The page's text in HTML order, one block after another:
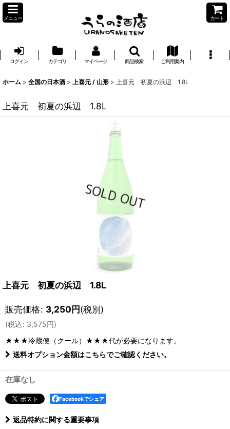
メニュー カート
ログイン カテゴリ マイページ 商品検索 ご利用案内
ホーム > 全国の日本酒 > 上喜元 / 山形 > 上喜元 初夏の浜辺 1.8L
上喜元 初夏の浜辺 1.8L
上喜元 初夏の浜辺 1.8L
販売価格: 3,250円(税別)
(税込: 3,575円)
★★★冷蔵便（クール）★★★代が必要になります。
送料オプション金額はこちらでご確認ください。
在庫なし
Facebookでシェア
返品特約に関する重要事項